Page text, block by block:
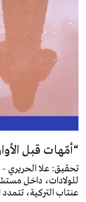
“أمّهات قبل
تحقيق: علا الحريري
للولادات، داخل
عنتاب التركية، تتمدد